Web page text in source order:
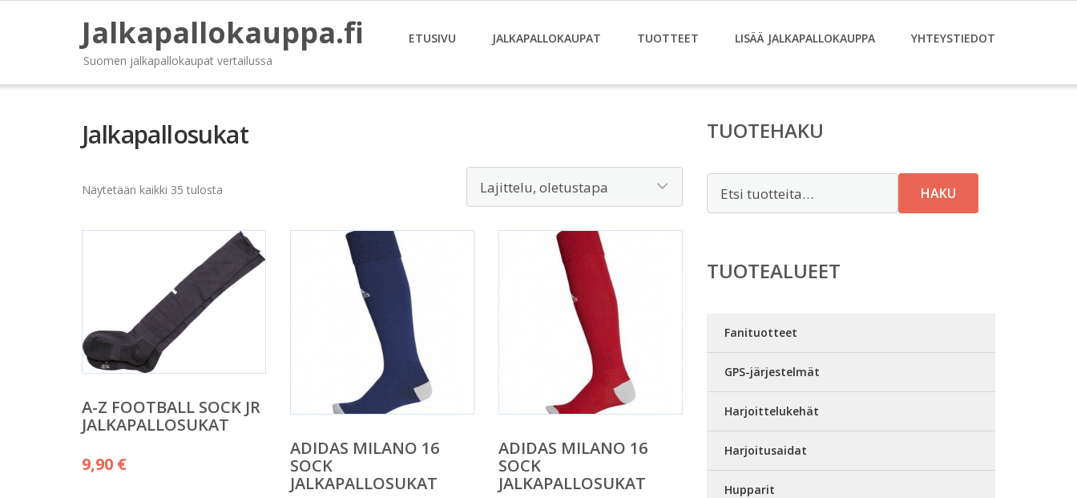
Jalkapallokauppa.fi
Suomen jalkapallokaupat vertailussa
ETUSIVU JALKAPALLOKAUPAT TUOTTEET LISÄÄ JALKAPALLOKAUPPA YHTEYSTIEDOT
Jalkapallosukat
Näytetään kaikki 35 tulosta
A-Z FOOTBALL SOCK JR
JALKAPALLOSUKAT
9,90 €
ADIDAS MILANO 16
SOCK
JALKAPALLOSUKAT
ADIDAS MILANO 16
SOCK
JALKAPALLOSUKAT
TUOTEHAKU
HAKU
TUOTEALUEET
Fanituotteet
GPS-järjestelmät
Harjoittelukehät
Harjoitusaidat
Hupparit